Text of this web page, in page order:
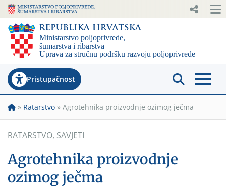
Pristupačnost
» Ratarstvo » Agrotehnika proizvodnje ozimog ječma
RATARSTVO, SAVJETI
Agrotehnika proizvodnje
ozimog ječma